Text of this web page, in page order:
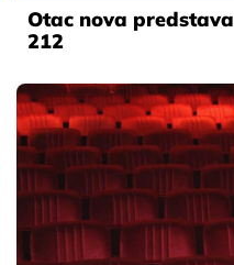
Otac nova
212